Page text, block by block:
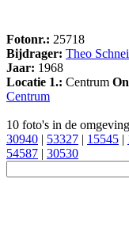
Fotonr.: 25718
Bijdrager: Theo
Jaar: 1968
Locatie 1.: Centrum
Centrum
10 foto's in de
30940 | 53327 | 15545 |
54587 | 30530